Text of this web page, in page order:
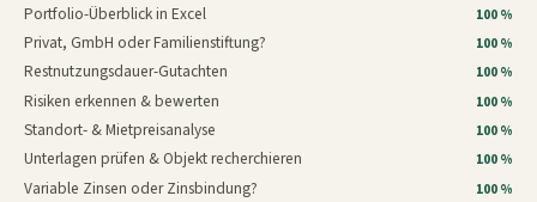
Portfolio-Überblick in Excel 100 %
Privat, GmbH oder Familienstiftung? 100 %
Restnutzungsdauer-Gutachten 100 %
Risiken erkennen & bewerten 100 %
Standort- & Mietpreisanalyse 100 %
Unterlagen prüfen & Objekt recherchieren 100 %
Variable Zinsen oder Zinsbindung? 100 %